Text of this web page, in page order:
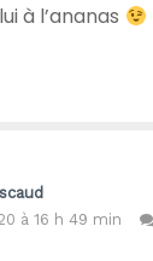
à l’ananas
à 16 h 49 min